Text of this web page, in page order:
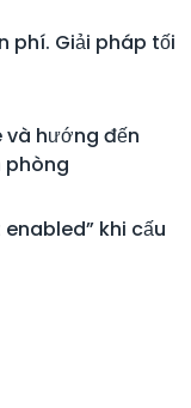
phí. Giải pháp tối
hướng đến
phòng
khi cấu